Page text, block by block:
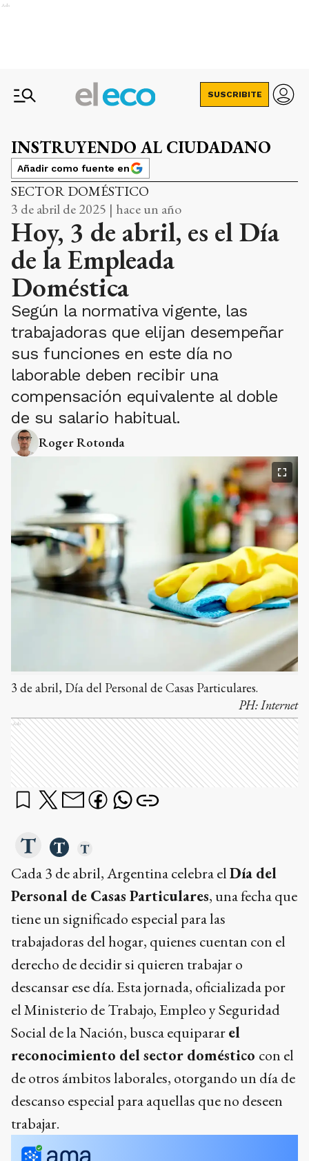
Ads
SUSCRIBITE
INSTRUYENDO AL CIUDADANO
Añadir como fuente en
SECTOR DOMÉSTICO
3 de abril de 2025 | hace un año
Hoy, 3 de abril, es el Día
de la Empleada
Doméstica
Según la normativa vigente, las
trabajadoras que elijan desempeñar
sus funciones en este día no
laborable deben recibir una
compensación equivalente al doble
de su salario habitual.
Roger Rotonda
3 de abril, Día del Personal de Casas Particulares.
PH:Internet
Ads
Cada 3 de abril, Argentina celebra elDía del
Personal de Casas Particulares, una fecha que
tiene un significado especial para las
trabajadoras del hogar, quienes cuentan con el
derecho de decidir si quieren trabajar o
descansar ese día. Esta jornada, oficializada por
el Ministerio de Trabajo, Empleo y Seguridad
Social de la Nación, busca equipararel
reconocimiento del sector doméstico con el
de otros ámbitos laborales, otorgando un día de
descanso especial para aquellas que no deseen
trabajar.